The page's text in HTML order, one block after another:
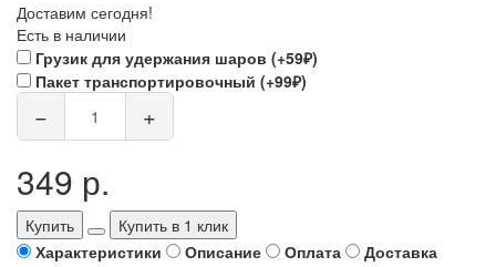
Доставим сегодня!
Есть в наличии
Грузик для удержания шаров (+59₽)
Пакет транспортировочный (+99₽)
− +
349 р.
Купить
Купить в 1 клик
Характеристики
Описание Оплата
Доставка